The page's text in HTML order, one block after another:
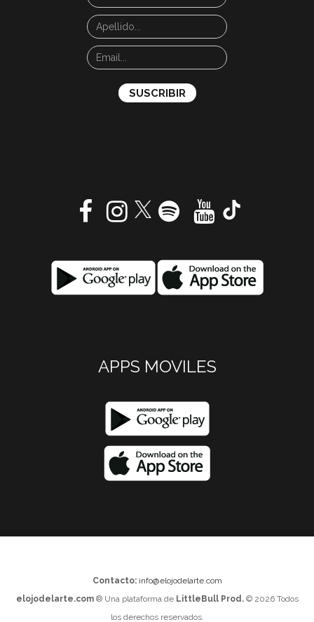
APPS MOVILES
Contacto: info@elojodelarte.com
elojodelarte.com® Una plataforma de LittleBull Prod.© 2026 Todos
los derechos reservados.